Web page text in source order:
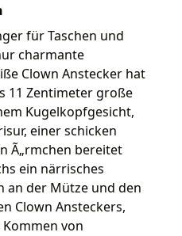
für Taschen und
charmante
Clown Anstecker hat
11 Zentimeter große
Kugelkopfgesicht,
einer schicken
Ã„rmchen bereitet
ein närrisches
an der Mütze und den
Clown Ansteckers,
Kommen von